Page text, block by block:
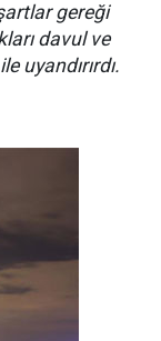
gereği
davul ve
uyandırırdı.